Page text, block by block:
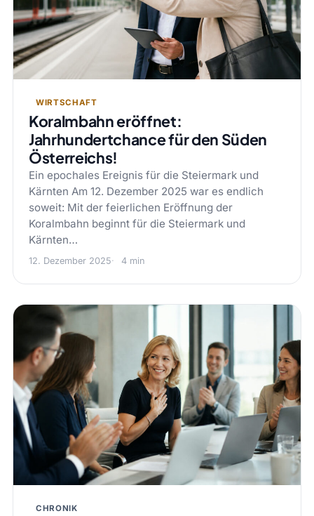
WIRTSCHAFT
Koralmbahn eröffnet:
Jahrhundertchance für den Süden
Österreichs!
Ein epochales Ereignis für die Steiermark und
Kärnten Am 12. Dezember 2025 war es endlich
soweit: Mit der feierlichen Eröffnung der
Koralmbahn beginnt für die Steiermark und
Kärnten…
12. Dezember 2025 4 min
CHRONIK